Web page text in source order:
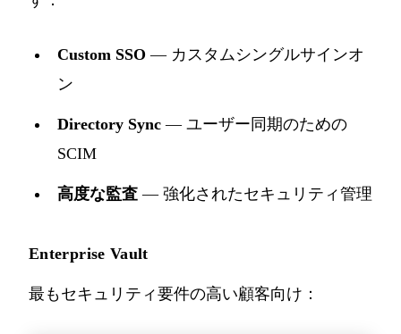
Custom SSO — カスタムシングルサインオ
ン
Directory Sync — ユーザー同期のための
SCIM
高度な監査 — 強化されたセキュリティ管理
Enterprise Vault
最もセキュリティ要件の高い顧客向け：